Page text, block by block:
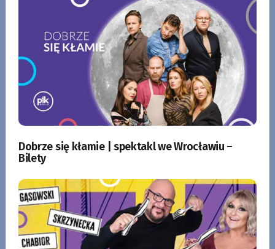
Dobrze się kłamie | spektakl we Wrocławiu –
Bilety